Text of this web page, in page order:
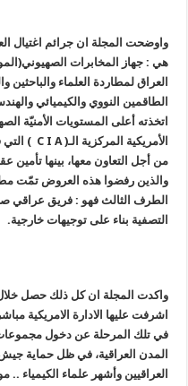
واوضحت المجلة ان جرائم اغتيال
هي : جهاز المخابرات
العراق لمطاردة العلماء والباحثين
الطاقمين النووي والكيميائي
اتخذته أعلى المستويات الأمنيّة
الأمريكية المركزية الـ(C I A ) التي
من أجل التعاون معها، بينها
والذين رفضوا هذه العروض تمّت
الطرف الثالث فهو : فريق عراقي
التصفية بناء على توجيهات خارجية.
واكدت المجلة ان كل ذلك حصل
اشرفت عليها الادارة الامريكية
في تلك المرحلة عن دخول
المدن العراقية، في ظل حماية جيش
العراقيين وأشهر علماء الكيمياء